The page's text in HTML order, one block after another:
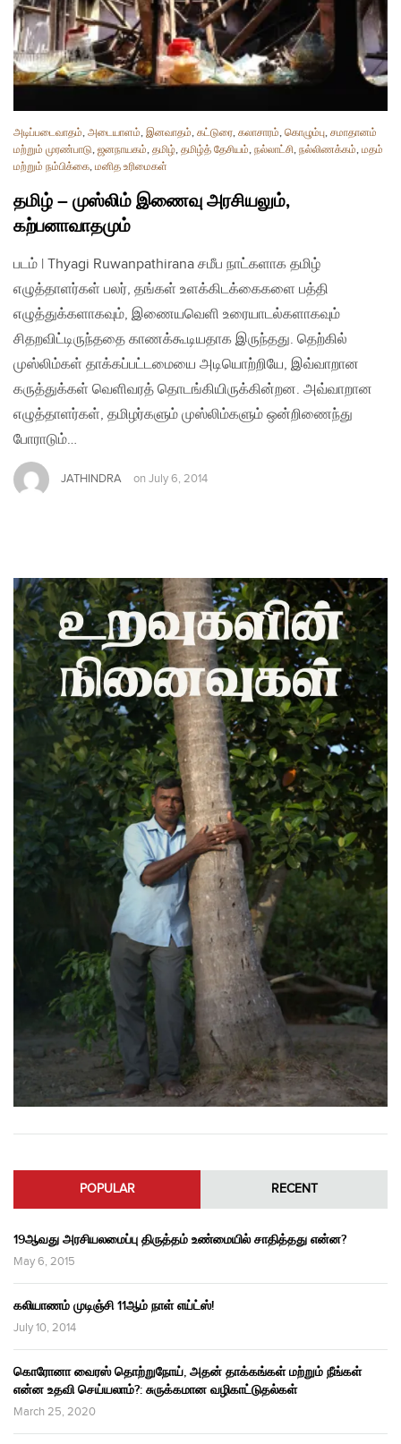
அடிப்படைவாதம், அடையாளம், இனவாதம், கட்டுரை, கலாசாரம், கொழும்பு, சமாதானம்
மற்றும் முரண்பாடு, ஜனநாயகம், தமிழ், தமிழ்த் தேசியம், நல்லாட்சி, நல்லிணக்கம், மதம்
மற்றும் நம்பிக்கை, மனித உரிமைகள்
தமிழ் – முஸ்லிம் இணைவு அரசியலும்,
கற்பனாவாதமும்
படம் | Thyagi Ruwanpathirana சமீப நாட்களாக தமிழ்
எழுத்தாளர்கள் பலர், தங்கள் உளக்கிடக்கைகளை பத்தி
எழுத்துக்களாகவும், இணையவெளி உரையாடல்களாகவும்
சிதறவிட்டிருந்ததை காணக்கூடியதாக இருந்தது. தெற்கில்
முஸ்லிம்கள் தாக்கப்பட்டமையை அடியொற்றியே, இவ்வாறான
கருத்துக்கள் வெளிவரத் தொடங்கியிருக்கின்றன. அவ்வாறான
எழுத்தாளர்கள், தமிழர்களும் முஸ்லிம்களும் ஒன்றிணைந்து
போராடும்…
JATHINDRA on July 6, 2014
POPULAR RECENT
19ஆவது அரசியலமைப்பு திருத்தம் உண்மையில் சாதித்தது என்ன?
May 6, 2015
கலியாணம் முடிஞ்சி 11ஆம் நாள் எய்ட்ஸ்!
July 10, 2014
கொரோனா வைரஸ் தொற்றுநோய், அதன் தாக்கங்கள் மற்றும் நீங்கள்
என்ன உதவி செய்யலாம்?: சுருக்கமான வழிகாட்டுதல்கள்
March 25, 2020